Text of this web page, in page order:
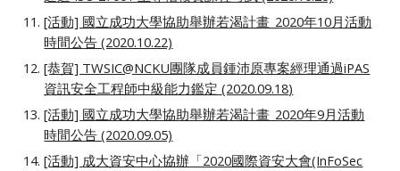
[活動] 國立成功大學協助舉辦若渴計畫_2020年10月活動
時間公告 (2020.10.22)
[恭賀] TWSIC@NCKU團隊成員鍾沛原專案經理通過iPAS
資訊安全工程師中級能力鑑定(2020.09.18)
[活動] 國立成功大學協助舉辦若渴計畫_2020年9月活動
時間公告 (2020.09.05)
[活動] 成大資安中心協辦「2020國際資安大會(InFoSec